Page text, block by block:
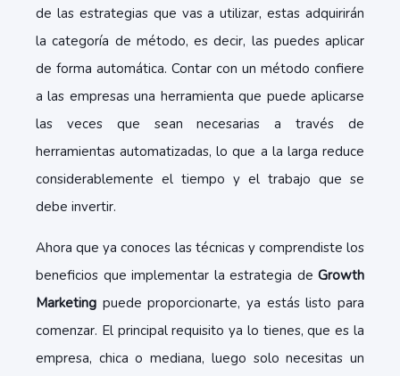
de las estrategias que vas a utilizar, estas adquirirán
la categoría de método, es decir, las puedes aplicar
de forma automática. Contar con un método confiere
a las empresas una herramienta que puede aplicarse
las veces que sean necesarias a través de
herramientas automatizadas, lo que a la larga reduce
considerablemente el tiempo y el trabajo que se
debe invertir.
Ahora que ya conoces las técnicas y comprendiste los
beneficios que implementar la estrategia de Growth
Marketing puede proporcionarte, ya estás listo para
comenzar. El principal requisito ya lo tienes, que es la
empresa, chica o mediana, luego solo necesitas un